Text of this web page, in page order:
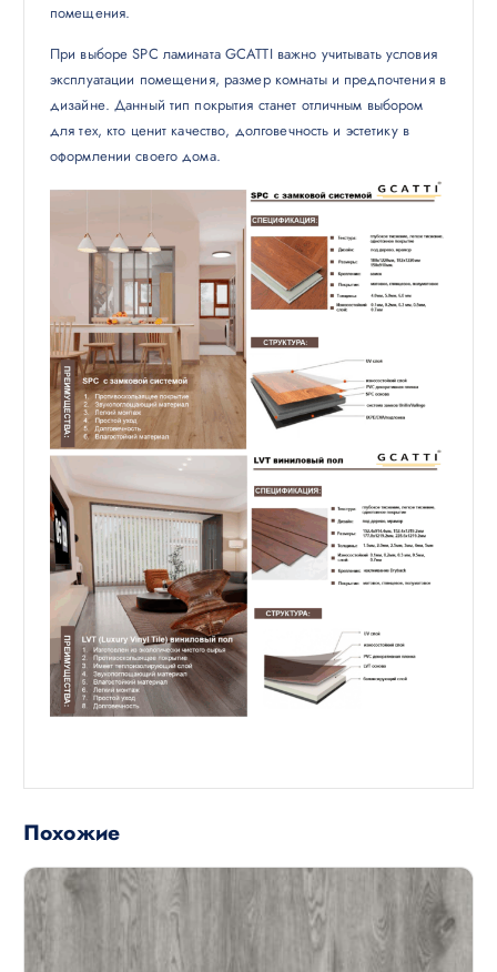
помещения.
При выборе SPC ламината GCATTI важно учитывать условия
эксплуатации помещения, размер комнаты и предпочтения в
дизайне. Данный тип покрытия станет отличным выбором
для тех, кто ценит качество, долговечность и эстетику в
оформлении своего дома.
Похожие